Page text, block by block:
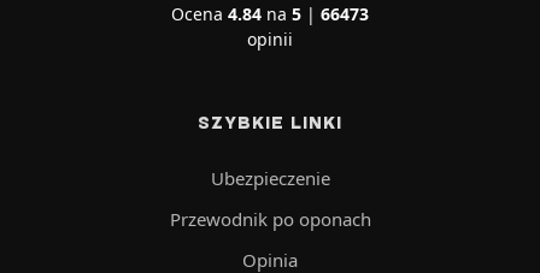
Ocena 4.84 na 5 | 66473
opinii
SZYBKIE LINKI
Ubezpieczenie
Przewodnik po oponach
Opinia